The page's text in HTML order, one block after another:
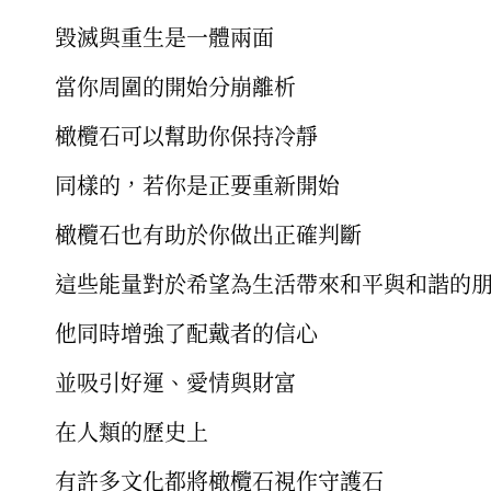
毀滅與重生是一體兩面
當你周圍的開始分崩離析
橄欖石可以幫助你保持冷靜
同樣的，若你是正要重新開始
橄欖石也有助於你做出正確判斷
這些能量對於希望為生活帶來和平與和諧的
他同時增強了配戴者的信心
並吸引好運、愛情與財富
在人類的歷史上
有許多文化都將橄欖石視作守護石